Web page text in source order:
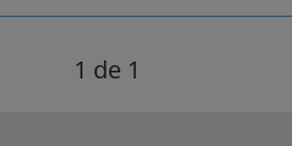
1 de 1